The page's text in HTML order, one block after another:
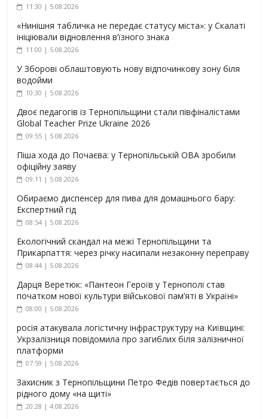
11:30 | 5.08.2026
«Нинішня табличка не передає статусу міста»: у Скалаті
ініціювали відновлення в’їзного знака
11:00 | 5.08.2026
У Зборові облаштовують нову відпочинкову зону біля
водойми
10:30 | 5.08.2026
Двоє педагогів із Тернопільщини стали півфіналістами
Global Teacher Prize Ukraine 2026
09:55 | 5.08.2026
Піша хода до Почаєва: у Тернопільській ОВА зробили
офіційну заяву
09:11 | 5.08.2026
Обираємо диспенсер для пива для домашнього бару:
Експертний гід
08:54 | 5.08.2026
Екологічний скандал на межі Тернопільщини та
Прикарпаття: через річку насипали незаконну переправу
08:44 | 5.08.2026
Дарця Веретюк: «Пантеон Героїв у Тернополі став
початком нової культури військової пам’яті в Україні»
08:00 | 5.08.2026
росія атакувала логістичну інфраструктуру на Київщині:
Укрзалізниця повідомила про загиблих біля залізничної
платформи
07:59 | 5.08.2026
Захисник з Тернопільщини Петро Федів повертається до
рідного дому «на щиті»
20:28 | 4.08.2026